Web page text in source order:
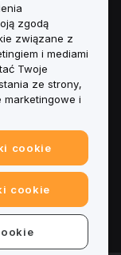
zgodą
związane z
i mediami
Twoje
ze strony,
i
cookie
cookie